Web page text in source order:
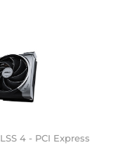
4 - PCI Express